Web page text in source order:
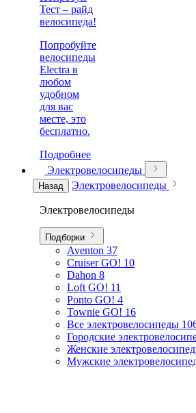
Тест – райд
велосипеда!
Попробуйте
велосипеды
Electra в
любом
удобном
для вас
месте, это
бесплатно.
Подробнее
Электровелосипеды
Назад Электровелосипеды
Электровелосипеды
Подборки
Aventon 37
Cruiser GO! 10
Dahon 8
Loft GO! 11
Ponto GO! 4
Townie GO! 16
Все электровелосипеды
Городские
Женские
Мужские